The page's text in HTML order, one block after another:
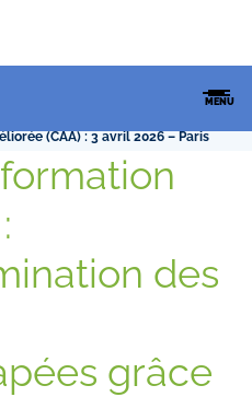
MENU
polyhandicapées grâce à la
(CAA) : 3 avril 2026 – Paris
des
grâce